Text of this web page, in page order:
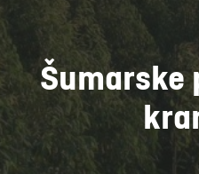
Šumarske